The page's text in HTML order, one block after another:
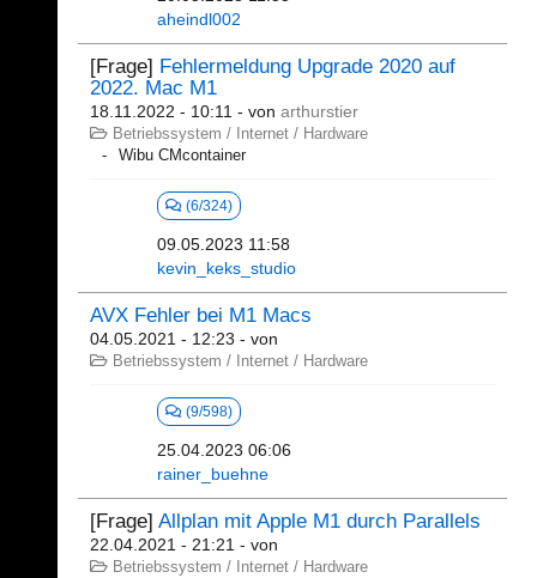
aheindl002
[Frage] Fehlermeldung Upgrade 2020 auf
2022. Mac M1
18.11.2022 - 10:11 - von arthurstier
Betriebssystem / Internet / Hardware
Wibu CMcontainer
(6/324)
09.05.2023 11:58
kevin_keks_studio
AVX Fehler bei M1 Macs
04.05.2021 - 12:23 - von
Betriebssystem / Internet / Hardware
(9/598)
25.04.2023 06:06
rainer_buehne
[Frage] Allplan mit Apple M1 durch Parallels
22.04.2021 - 21:21 - von
Betriebssystem / Internet / Hardware